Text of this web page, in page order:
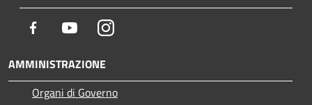
Facebook YoutubeInstagram
AMMINISTRAZIONE
Organi di Governo